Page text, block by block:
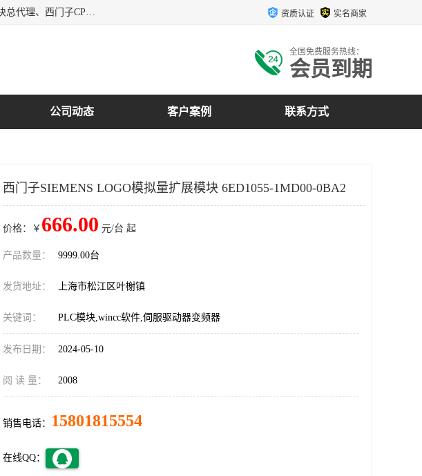
上海诗幕自动化设备有限公司是一家西门子授权分销商；主要负责：德国西门子模块代理商、西门子PLC模块总代理、西门子CPU模块代理商、西门子电缆代理、西门子触摸屏变频器总代理等专销售西门子各系列产品；实体公司，诚信经营，价格优势，品质保证，库存量大，供应！ 资质认证 实名商家
全国免费服务热线：
会员到期
公司动态 客户案例 联系方式
西门子SIEMENS LOGO模拟量扩展模块 6ED1055-1MD00-0BA2
价格：￥ 666.00 元/台 起
产品数量： 9999.00台
发货地址： 上海市松江区叶榭镇
关键词： PLC模块,wincc软件,伺服驱动器变频器
发布日期： 2024-05-10
阅 读 量： 2008
销售电话： 15801815554
在线QQ：